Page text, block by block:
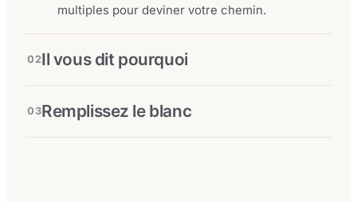
multiples pour deviner votre chemin.
02Il vous dit pourquoi
03Remplissez le blanc